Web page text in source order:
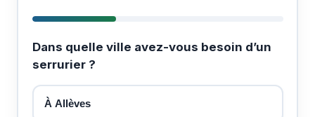
Dans quelle ville avez-vous besoin d’un
serrurier ?
À Allèves